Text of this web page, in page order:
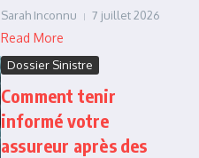
Sarah Inconnu 7 juillet 2026
Read More
Dossier Sinistre
Comment tenir
informé votre
assureur après des